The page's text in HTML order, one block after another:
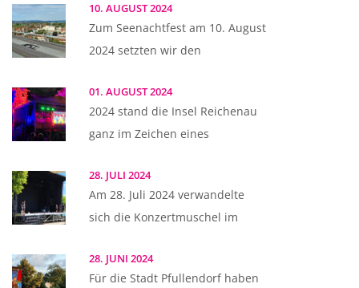
10. AUGUST 2024
Zum Seenachtfest am 10. August
2024 setzten wir den
01. AUGUST 2024
2024 stand die Insel Reichenau
ganz im Zeichen eines
28. JULI 2024
Am 28. Juli 2024 verwandelte
sich die Konzertmuschel im
28. JUNI 2024
Für die Stadt Pfullendorf haben